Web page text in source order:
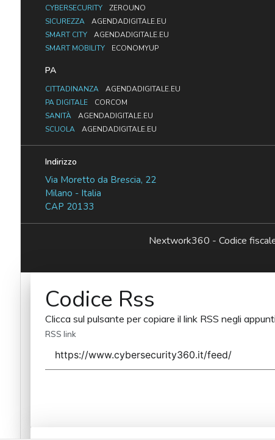
CYBERSECURITY
ZEROUNO
SICUREZZA
AGENDADIGITALE.EU
SMART CITY
AGENDADIGITALE.EU
SMART MOBILITY
ECONOMYUP
PA
CITTADINANZA
AGENDADIGITALE.EU
PA DIGITALE
CORCOM
SANITÀ
AGENDADIGITALE.EU
SCUOLA
AGENDADIGITALE.EU
Indirizzo
Via Moretto da Brescia, 22
Milano - Italia
CAP 20133
Nextwork360 - Codice
Codice Rss
Clicca sul pulsante per copiare il link RSS negli appunti.
RSS link